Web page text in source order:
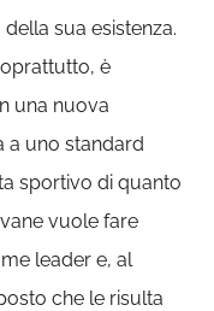
sua esistenza.
è
una nuova
a uno standard
sportivo di quanto
vuole fare
leader e, al
che le risulta